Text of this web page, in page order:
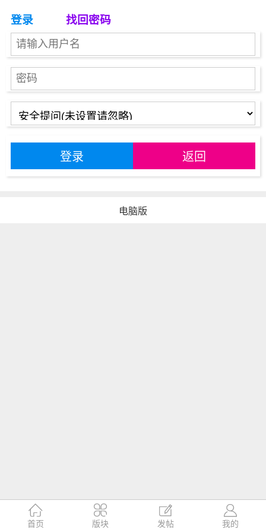
登录 找回密码
登录 返回

首页

版块

发帖

我的
电脑版